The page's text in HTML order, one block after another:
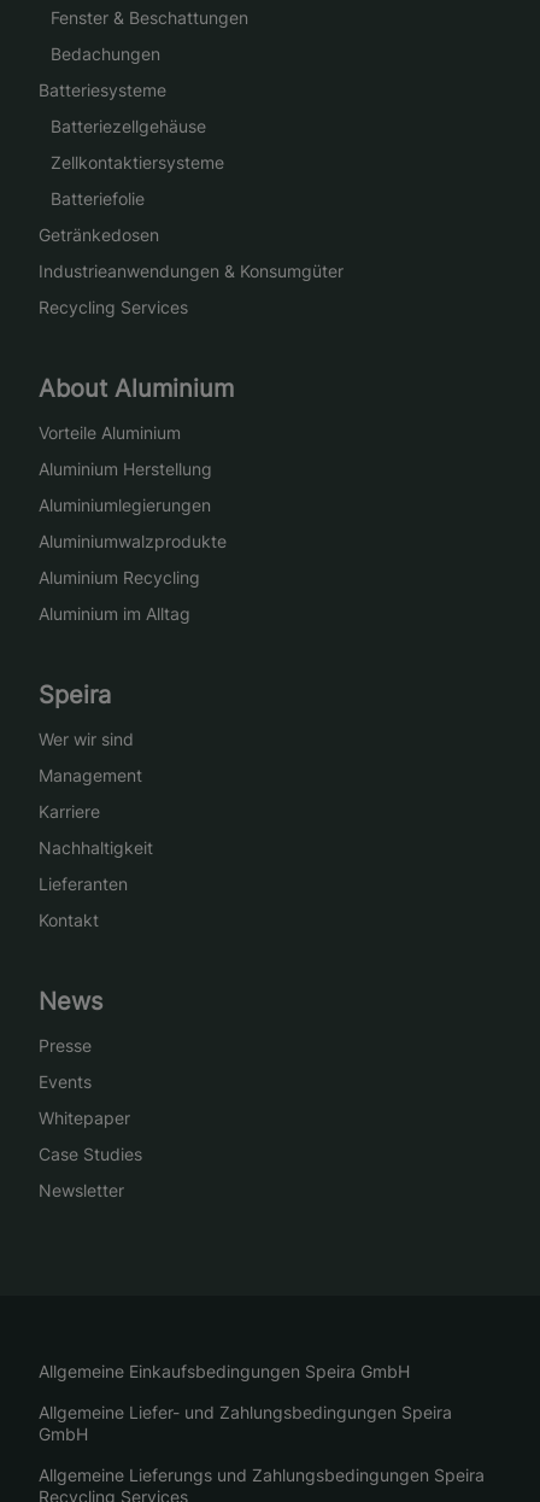
Fenster & Beschattungen
Bedachungen
Batteriesysteme
Batteriezellgehäuse
Zellkontaktiersysteme
Batteriefolie
Getränkedosen
Industrieanwendungen & Konsumgüter
Recycling Services
About Aluminium
Vorteile Aluminium
Aluminium Herstellung
Aluminiumlegierungen
Aluminiumwalzprodukte
Aluminium Recycling
Aluminium im Alltag
Speira
Wer wir sind
Management
Karriere
Nachhaltigkeit
Lieferanten
Kontakt
News
Presse
Events
Whitepaper
Case Studies
Newsletter
Allgemeine Einkaufsbedingungen Speira GmbH
Allgemeine Liefer- und Zahlungsbedingungen Speira
GmbH
Allgemeine Lieferungs und Zahlungsbedingungen Speira
Recycling Services